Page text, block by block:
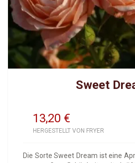
Sweet
13,20 €
HERGESTELLT VON FRYER
Die Sorte Sweet Dream ist eine